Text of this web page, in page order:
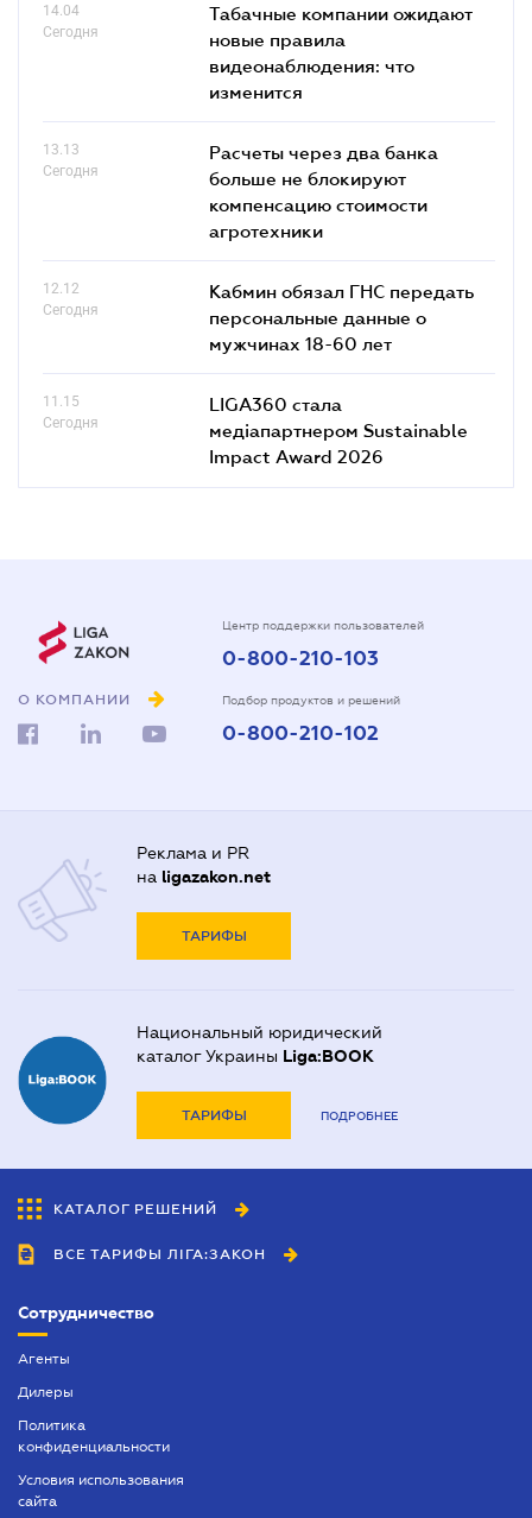
14.04
Сегодня
Табачные компании ожидают
новые правила
видеонаблюдения: что
изменится
13.13
Сегодня
Расчеты через два банка
больше не блокируют
компенсацию стоимости
агротехники
12.12
Сегодня
Кабмин обязал ГНС передать
персональные данные о
мужчинах 18-60 лет
11.15
Сегодня
LIGA360 стала
медіапартнером Sustainable
Impact Award 2026
О КОМПАНИИ
Центр поддержки пользователей
0-800-210-103
Подбор продуктов и решений
0-800-210-102
Реклама и PR
на ligazakon.net
ТАРИФЫ
Национальный юридический
каталог Украины Liga:BOOK
ТАРИФЫ ПОДРОБНЕЕ
КАТАЛОГ РЕШЕНИЙ
ВСЕ ТАРИФЫ ЛІГА:ЗАКОН
Сотрудничество
Агенты
Дилеры
Политика
конфиденциальности
Условия использования
сайта